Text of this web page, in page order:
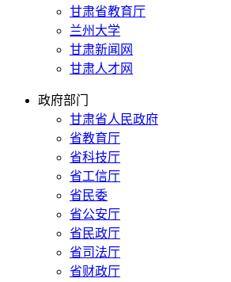
甘肃省教育厅
兰州大学
甘肃新闻网
甘肃人才网
政府部门
甘肃省人民政府
省教育厅
省科技厅
省工信厅
省民委
省公安厅
省民政厅
省司法厅
省财政厅